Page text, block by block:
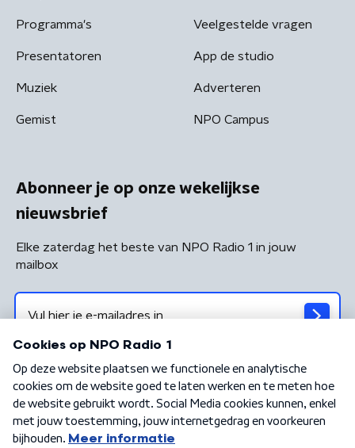
Programma's
Presentatoren
Muziek
Gemist
Veelgestelde vragen
App de studio
Adverteren
NPO Campus
Abonneer je op onze wekelijkse
nieuwsbrief
Elke zaterdag het beste van NPO Radio 1 in jouw
mailbox
Algemene voorwaarden